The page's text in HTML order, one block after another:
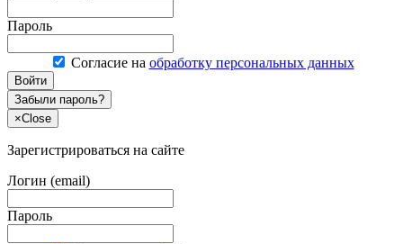
Пароль
Согласие на обработку персональных данных
Войти
Забыли пароль?
×Close
Зарегистрироваться на сайте
Логин (email)
Пароль